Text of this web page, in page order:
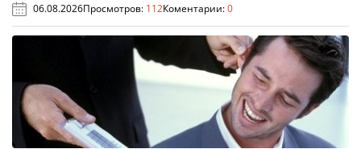
06.08.2026Просмотров: 112Коментарии:0